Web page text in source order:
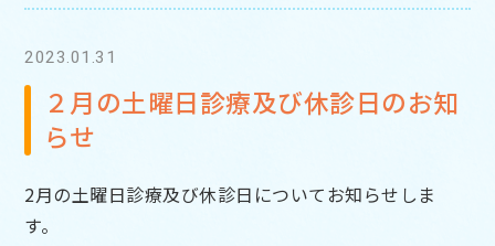
2023.01.31
２月の土曜日診療及び休診日のお知
らせ
2月の土曜日診療及び休診日についてお知らせしま
す。